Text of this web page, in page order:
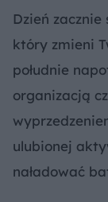
Dzień
który zmieni
południe
organizacją
ulubionej
naładować